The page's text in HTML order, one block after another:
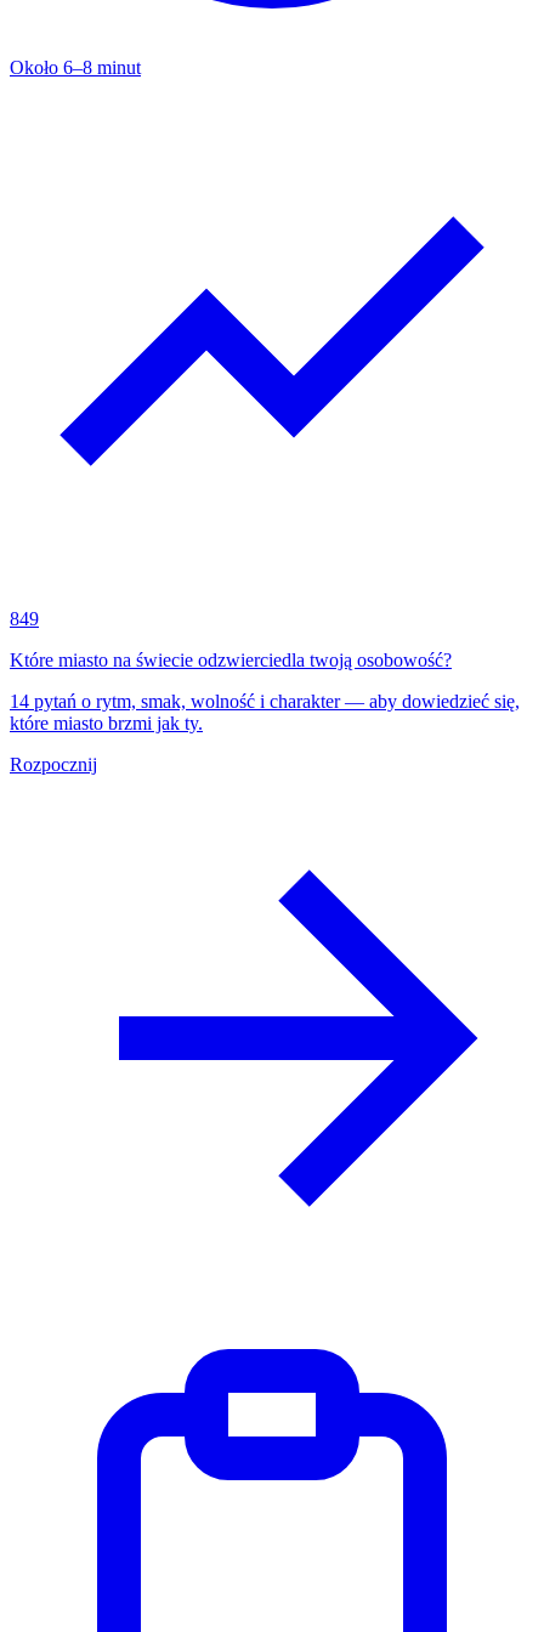
Około 6–8 minut
849
Które miasto na świecie odzwierciedla twoją osobowość?
14 pytań o rytm, smak, wolność i charakter — aby dowiedzieć się,
które miasto brzmi jak ty.
Rozpocznij